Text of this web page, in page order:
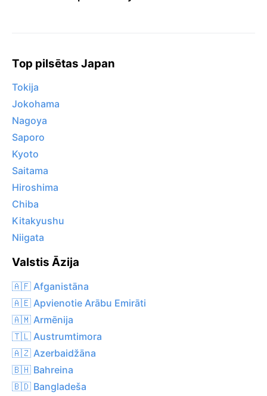
Top pilsētas Japan
Tokija
Jokohama
Nagoya
Saporo
Kyoto
Saitama
Hiroshima
Chiba
Kitakyushu
Niigata
Valstis Āzija
🇦🇫 Afganistāna
🇦🇪 Apvienotie Arābu Emirāti
🇦🇲 Armēnija
🇹🇱 Austrumtimora
🇦🇿 Azerbaidžāna
🇧🇭 Bahreina
🇧🇩 Bangladeša